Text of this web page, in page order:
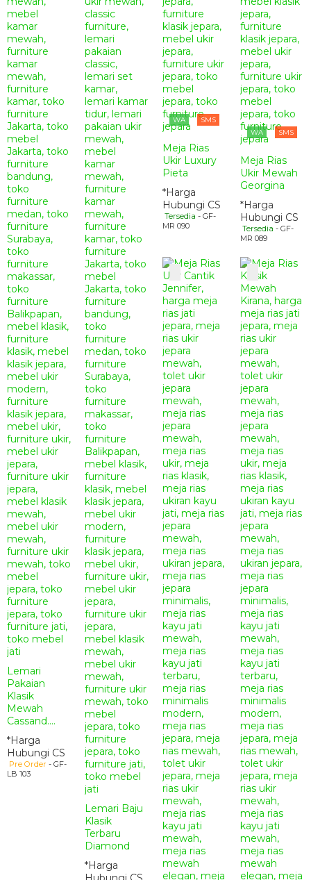
Lemari
Pakaian
Klasik
Mewah
Cassand....
*Harga
Hubungi CS
Pre Order - GF-
LB 103
Lemari Baju
Klasik
Terbaru
Diamond
*Harga
WA SMS
Meja Rias
Ukir Luxury
Pieta
*Harga
Hubungi CS
Tersedia - GF-
MR 090
WA SMS
Meja Rias
Ukir Mewah
Georgina
*Harga
Hubungi CS
Tersedia - GF-
MR 089